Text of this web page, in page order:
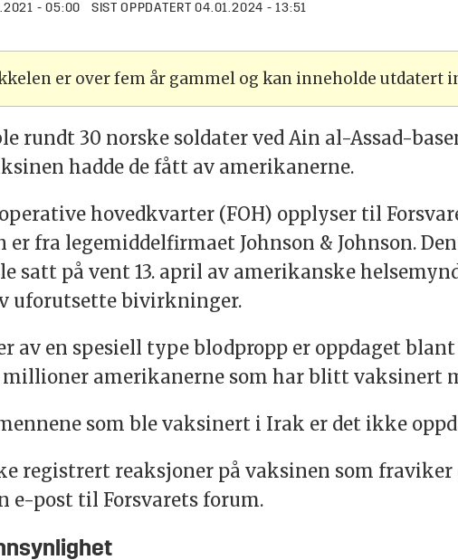
- 05:00 SIST OPPDATERT 04.01.2024 - 13:51
er over fem år gammel og kan inneholde utdatert
rundt 30 norske soldater ved Ain al-Assad-
hadde de fått av amerikanerne.
hovedkvarter (FOH) opplyser til
er fra legemiddelfirmaet Johnson & Johnson.
satt på vent 13. april av amerikanske
uforutsette bivirkninger.
av en spesiell type blodpropp er oppdaget blant
amerikanerne som har blitt vaksinert
som ble vaksinert i Irak er det ikke
registrert reaksjoner på vaksinen som
e-post til Forsvarets forum.